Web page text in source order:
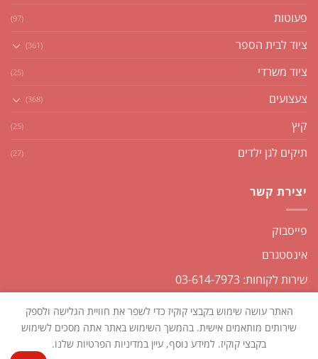
פעוטות (97)
ציוד לבית הספר (361)
ציוד משרדי (25)
צעצועים (368)
קיץ (25)
תיקים לגן ילדים (27)
יצירת קשר
פייסבוק
אינסטגרם
שירות לקוחות: 03-614-7973
האתר עושה שימוש בקבצי קוקיז כדי לשפר את חוויית הגלישה ולספק
שירותים מותאמים אישית. בהמשך השימוש באתר אתה מסכים לשימוש
בקבצי קוקיז. למידע נוסף, עיין במדיניות הפרטיות שלנו.